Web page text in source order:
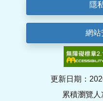
隱
網站
更新日期：
累積瀏覽